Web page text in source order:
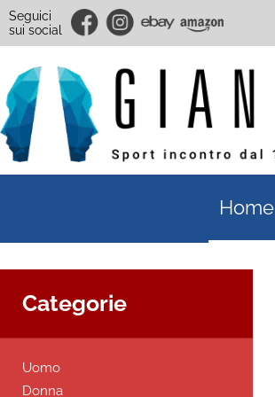
Seguici
sui social
Home
Categorie
Uomo
Donna